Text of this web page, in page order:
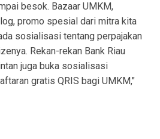
besok. Bazaar UMKM,
promo spesial dari mitra kita
sosialisasi tentang perpajakan
Rekan-rekan Bank Riau
juga buka sosialisasi
gratis QRIS bagi UMKM,"